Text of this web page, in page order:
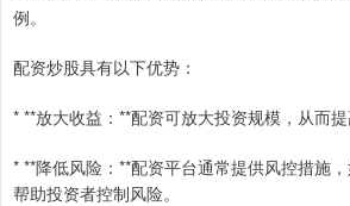
例。
配资炒股具有以下优势：
* **放大收益：**配资可放大投资规模，从而提
* **降低风险：**配资平台通常提供风控措施
帮助投资者控制风险。